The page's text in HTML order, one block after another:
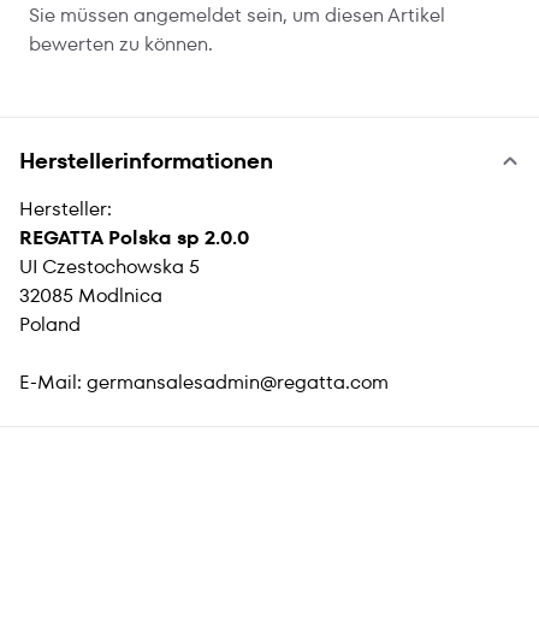
Sie müssen angemeldet sein, um diesen Artikel
bewerten zu können.
Herstellerinformationen
Hersteller:
REGATTA Polska sp 2.0.0
UI Czestochowska 5
32085 Modlnica
Poland
E-Mail: germansalesadmin@regatta.com